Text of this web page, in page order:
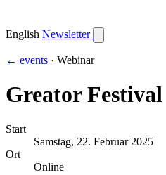
English Newsletter
← events · Webinar
Greator
Start
Samstag, 22. Februar 2025
Ort
Online